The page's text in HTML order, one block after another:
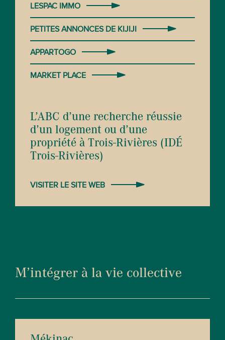
LESPAC IMMO
PETITES ANNONCES DE KIJIJI
APPARTOGO
MARKET PLACE
L’ABC d’une recherche réussie
d’un logement ou d’une
propriété à Trois-Rivières (IDÉ
Trois-Rivières)
VISITER LE SITE WEB
M’intégrer à la vie collective